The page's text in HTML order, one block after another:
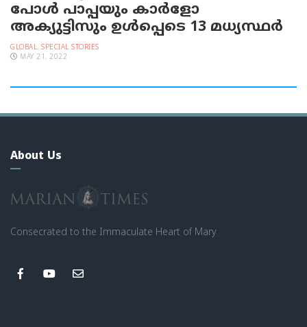
പോൾ പാപ്പയും കാര്‍ളോ
അക്യുട്ടിസും ഉൾപ്പെടെ 13 മധ്യസ്ഥർ
GLOBAL, SPECIAL STORIES
MAY 21, 2022
About Us
Consecrated to the Immaculate Heart of Mary